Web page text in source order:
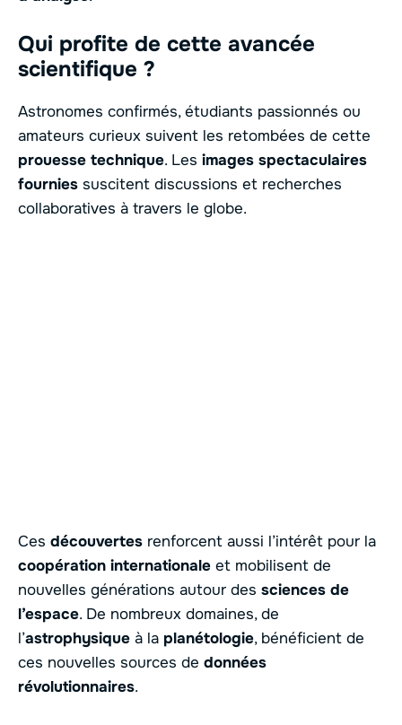
Qui profite de cette avancée
scientifique ?
Astronomes confirmés, étudiants passionnés ou
amateurs curieux suivent les retombées de cette
prouesse technique. Les images spectaculaires
fournies suscitent discussions et recherches
collaboratives à travers le globe.
Ces découvertes renforcent aussi l’intérêt pour la
coopération internationale et mobilisent de
nouvelles générations autour des sciences de
l’espace. De nombreux domaines, de
l’astrophysique à la planétologie, bénéficient de
ces nouvelles sources de données
révolutionnaires.